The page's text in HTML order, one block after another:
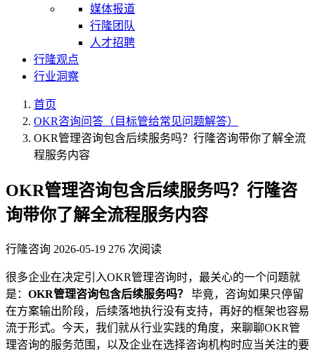
媒体报道
行隆团队
人才招聘
行隆观点
行业洞察
首页
OKR咨询问答（目标管给常见问题解答）
OKR管理咨询包含后续服务吗？行隆咨询带你了解全流
程服务内容
OKR管理咨询包含后续服务吗？行隆咨
询带你了解全流程服务内容
行隆咨询 2026-05-19 276 次阅读
很多企业在决定引入OKR管理咨询时，最关心的一个问题就
是： OKR管理咨询包含后续服务吗？
毕竟，咨询如果只停留
在方案输出阶段，后续落地执行没有支持，再好的框架也容易
流于形式。今天，我们就从行业实践的角度，来聊聊OKR管
理咨询的服务范围，以及企业在选择咨询机构时应当关注的要